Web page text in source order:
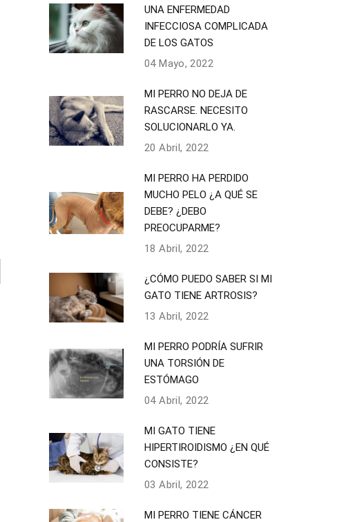
UNA ENFERMEDAD
INFECCIOSA COMPLICADA
DE LOS GATOS
04 Mayo, 2022
MI PERRO NO DEJA DE
RASCARSE. NECESITO
SOLUCIONARLO YA.
20 Abril, 2022
MI PERRO HA PERDIDO
MUCHO PELO ¿A QUÉ SE
DEBE? ¿DEBO
PREOCUPARME?
18 Abril, 2022
¿CÓMO PUEDO SABER SI MI
GATO TIENE ARTROSIS?
13 Abril, 2022
MI PERRO PODRÍA SUFRIR
UNA TORSIÓN DE
ESTÓMAGO
04 Abril, 2022
MI GATO TIENE
HIPERTIROIDISMO ¿EN QUÉ
CONSISTE?
03 Abril, 2022
MI PERRO TIENE CÁNCER